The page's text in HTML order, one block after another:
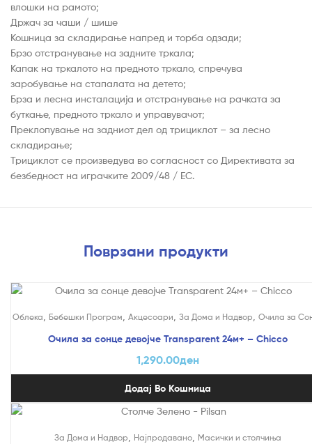
влошки на рамото;
Држач за чаши / шише
Кошница за складирање напред и торба одзади;
Брзо отстранување на задните тркала;
Капак на тркалото на предното тркало, спречува
заробување на стапалата на детето;
Брза и лесна инсталација и отстранување на рачката за
буткање, предното тркало и управувачот;
Преклопување на задниот дел од трициклот – за лесно
складирање;
Трициклот се произведува во согласност со Директивата за
безбедност на играчките 2009/48 / EC.
Поврзани продукти
Облека Бебешки Програм Акцесоари За Дома и Надвор Очила за
Очила за сонце девојче Transparent 24м+ – Chicco
1,290.00ден
Додај Во Кошница
За Дома и Надвор Најпродавано Mасички и столчиња